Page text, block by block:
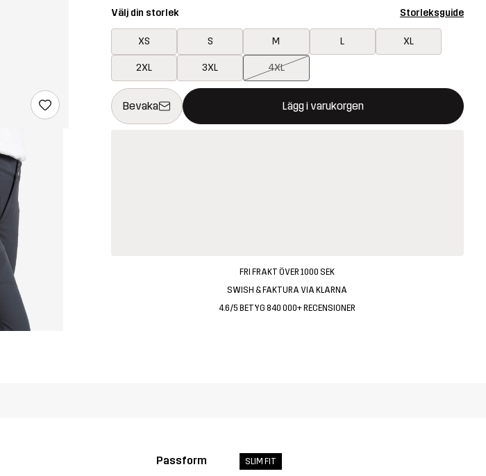
Välj din storlek Storleksguide
XS S M L XL
2XL 3XL 4XL
Bevaka Lägg i varukorgen
Denna knapp kommer att öppna en modal som bekräftar en ny vara i varukorg
{{size}} inte tillgänglig
FRI FRAKT ÖVER 1000 SEK
SWISH & FAKTURA VIA KLARNA
4.6/5 BETYG 840 000+ RECENSIONER
Passform SLIM FIT